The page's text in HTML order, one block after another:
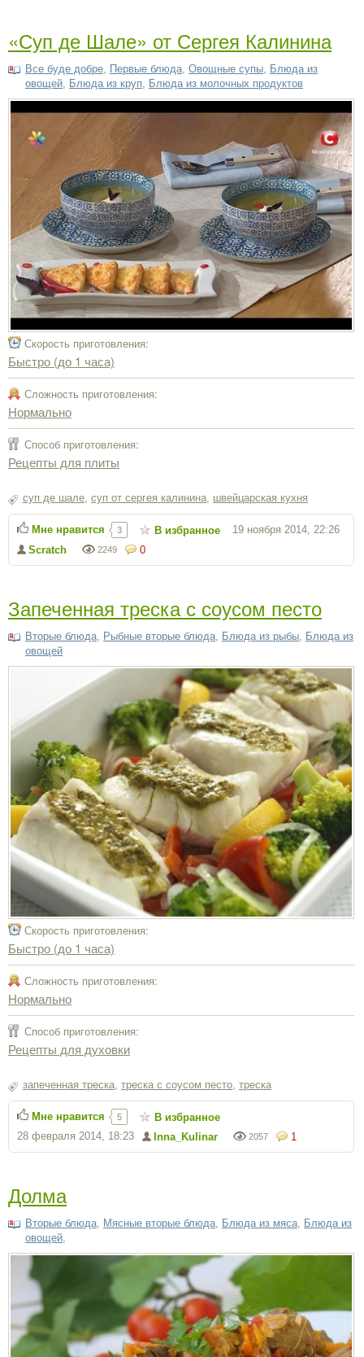
«Суп де Шале» от Сергея Калинина
Все буде добре, Первые блюда, Овощные супы, Блюда из
овощей, Блюда из круп, Блюда из молочных продуктов
Скорость приготовления:
Быстро (до 1 часа)
Сложность приготовления:
Нормально
Способ приготовления:
Рецепты для плиты
суп де шале суп от сергея калинина швейцарская кухня
0
2249
Scratch
19 ноября 2014, 22:26
Мне нравится 3 В избранное
Запеченная треска с соусом песто
Вторые блюда Рыбные вторые блюда Блюда из рыбы Блюда из
овощей
Скорость приготовления:
Быстро (до 1 часа)
Сложность приготовления:
Нормально
Способ приготовления:
Рецепты для духовки
запеченная треска треска с соусом песто треска
1
2057
Inna_Kulinar
28 февраля 2014, 18:23
Мне нравится 5 В избранное
Долма
Вторые блюда Мясные вторые блюда Блюда из мяса Блюда из
овощей